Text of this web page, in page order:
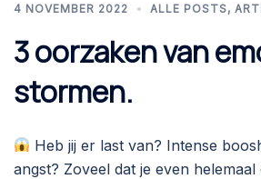
4 NOVEMBER 2022 ALLE POSTS,
3 oorzaken van
stormen.
Heb jij er last van? Intense
angst? Zoveel dat je even